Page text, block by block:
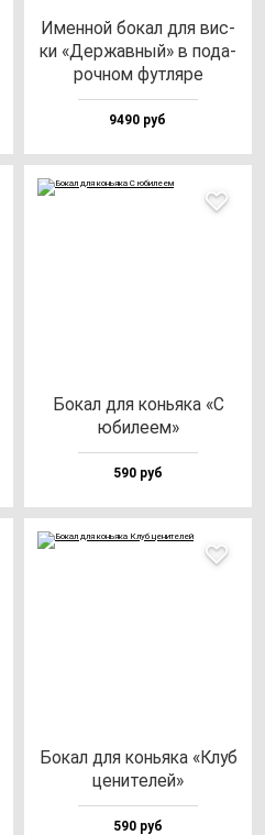
Имен­ной бо­кал для вис­
ки «Дер­жав­ный» в по­да­
роч­ном фут­ля­ре
9490 руб
Бокал для конь­яка «C
юби­ле­ем»
590 руб
Бокал для конь­яка «Клуб
це­ни­те­лей»
590 руб